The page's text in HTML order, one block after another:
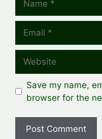
Save my name,
browser for the